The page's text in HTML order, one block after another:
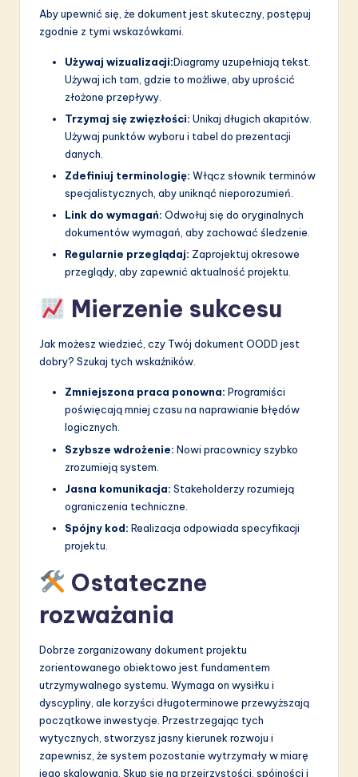
Aby upewnić się, że dokument jest skuteczny, postępuj
zgodnie z tymi wskazówkami.
Używaj wizualizacji:Diagramy uzupełniają tekst.
Używaj ich tam, gdzie to możliwe, aby uprościć
złożone przepływy.
Trzymaj się zwięzłości: Unikaj długich akapitów.
Używaj punktów wyboru i tabel do prezentacji
danych.
Zdefiniuj terminologię: Włącz słownik terminów
specjalistycznych, aby uniknąć nieporozumień.
Link do wymagań: Odwołuj się do oryginalnych
dokumentów wymagań, aby zachować śledzenie.
Regularnie przeglądaj: Zaprojektuj okresowe
przeglądy, aby zapewnić aktualność projektu.
Mierzenie sukcesu
Jak możesz wiedzieć, czy Twój dokument OODD jest
dobry? Szukaj tych wskaźników.
Zmniejszona praca ponowna: Programiści
poświęcają mniej czasu na naprawianie błędów
logicznych.
Szybsze wdrożenie: Nowi pracownicy szybko
zrozumieją system.
Jasna komunikacja: Stakeholderzy rozumieją
ograniczenia techniczne.
Spójny kod: Realizacja odpowiada specyfikacji
projektu.
Ostateczne
rozważania
Dobrze zorganizowany dokument projektu
zorientowanego obiektowo jest fundamentem
utrzymywalnego systemu. Wymaga on wysiłku i
dyscypliny, ale korzyści długoterminowe przewyższają
początkowe inwestycje. Przestrzegając tych
wytycznych, stworzysz jasny kierunek rozwoju i
zapewnisz, że system pozostanie wytrzymały w miarę
jego skalowania. Skup się na przejrzystości, spójności i